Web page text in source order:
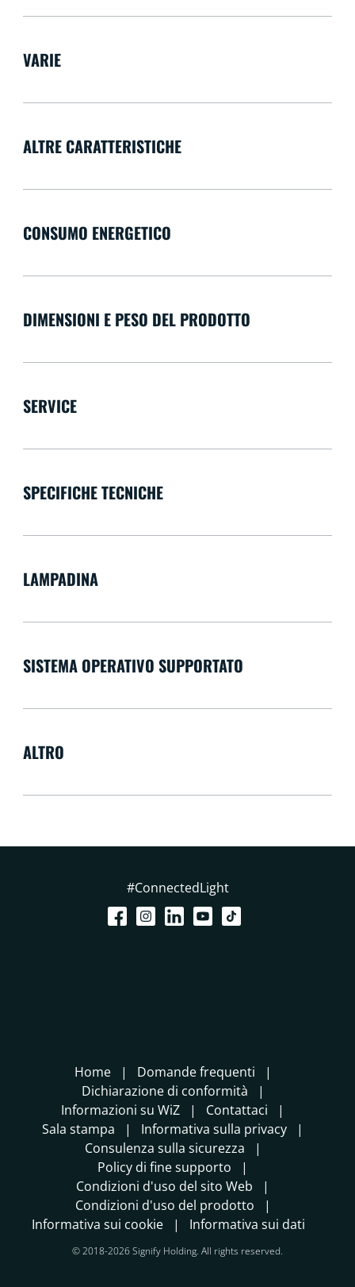
VARIE
ALTRE CARATTERISTICHE
CONSUMO ENERGETICO
DIMENSIONI E PESO DEL PRODOTTO
SERVICE
SPECIFICHE TECNICHE
LAMPADINA
SISTEMA OPERATIVO SUPPORTATO
ALTRO
#ConnectedLight
Home
Domande frequenti
Dichiarazione di conformità
Informazioni su WiZ
Contattaci
Sala stampa
Informativa sulla privacy
Consulenza sulla sicurezza
Policy di fine supporto
Condizioni d'uso del sito Web
Condizioni d'uso del prodotto
Informativa sui cookie
Informativa sui dati
© 2018-2026 Signify Holding. All rights reserved.